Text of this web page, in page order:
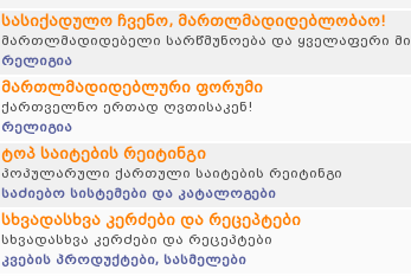
სასიქადულო ჩვენო, მართლმადიდებლობაო!
მართლმადიდებელი სარწმუნოება და ყველაფერი
რელიგია
მართლმადიდებლური ფორუმი
ქართველნო ერთად ღვთისაკენ!
რელიგია
ტოპ საიტების რეიტინგი
პოპულარული ქართული საიტების რეიტინგი
საძიებო სისტემები და კატალოგები
სხვადასხვა კერძები და რეცეპტები
სხვადასხვა კერძები და რეცეპტები
კვების პროდუქტები, სასმელები